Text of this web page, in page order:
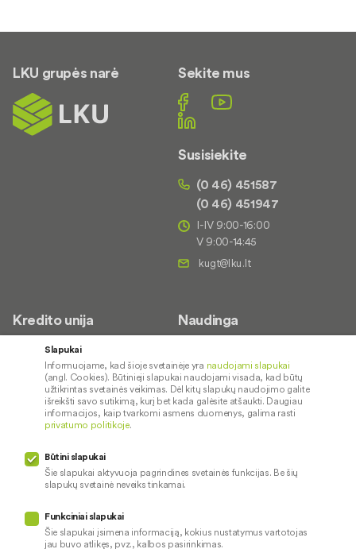
LKU grupės narė Sekite mus
Susisiekite
(0 46) 451587
(0 46) 451947
I-IV 9:00-16:00
V 9:00-14:45
Kredito unija
Apie mus
Kontaktai
Karjera
Socialinė atsakomybė
Naudinga
Palūkanų normos
Paslaugų teikimo sąlygos ir
įkainiai
Pranešėjų apsauga
Slapukai
Informuojame, kad šioje svetainėje yra naudojami slapukai
(angl. Cookies). Būtinieji slapukai naudojami visada, kad būtų
užtikrintas svetainės veikimas. Dėl kitų slapukų naudojimo galite
išreikšti savo sutikimą, kurį bet kada galėsite atšaukti. Daugiau
informacijos, kaip tvarkomi asmens duomenys, galima rasti
privatumo politikoje.
Būtini slapukai
Šie slapukai aktyvuoja pagrindines svetainės funkcijas. Be šių
slapukų svetainė neveiks tinkamai.
Funkciniai slapukai
Šie slapukai įsimena informaciją, kokius nustatymus vartotojas
jau buvo atlikęs, pvz., kalbos pasirinkimas.